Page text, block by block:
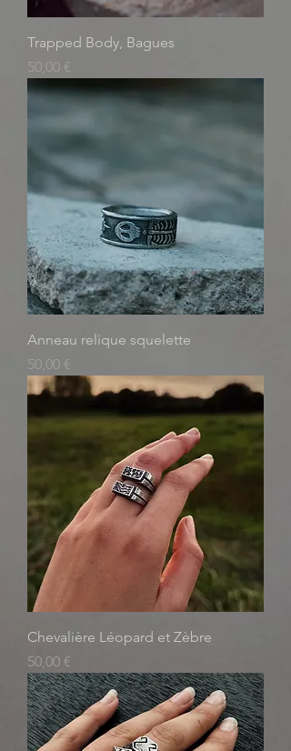
Trapped Body, Bagues
Prix
50,00 €
Anneau relique squelette
Prix
50,00 €
Chevalière Léopard et Zèbre
Prix
50,00 €